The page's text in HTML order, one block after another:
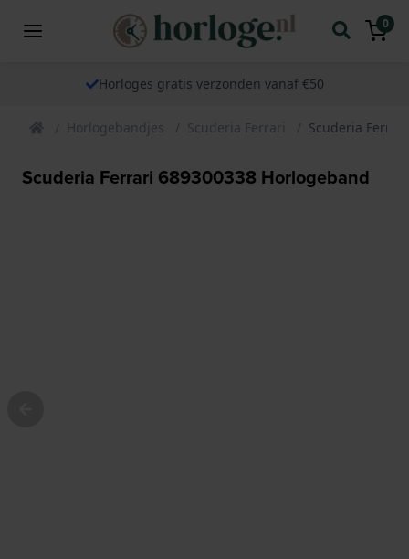
0
Horloges gratis verzonden vanaf €50
Horlogebandjes Scuderia Ferrari Scuderia
Scuderia Ferrari 689300338 Horlogeband